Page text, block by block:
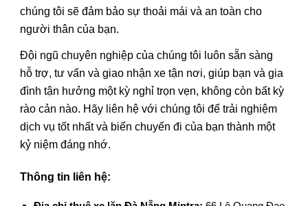
chúng tôi sẽ đảm bảo sự thoải mái và an toàn cho
người thân của bạn.
Đội ngũ chuyên nghiệp của chúng tôi luôn sẵn sàng
hỗ trợ, tư vấn và giao nhận xe tận nơi, giúp bạn và gia
đình tận hưởng một kỳ nghỉ trọn vẹn, không còn bất kỳ
rào cản nào. Hãy liên hệ với chúng tôi để trải nghiệm
dịch vụ tốt nhất và biến chuyến đi của bạn thành một
kỷ niệm đáng nhớ.
Thông tin liên hệ: